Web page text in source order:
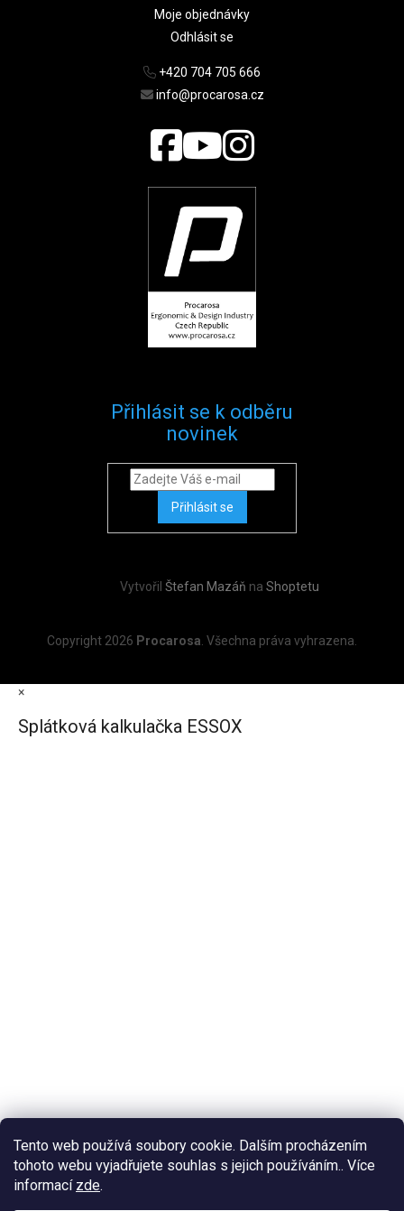
Tento web používá soubory cookie. Dalším procházením
tohoto webu vyjadřujete souhlas s jejich používáním.. Více
informací zde.
Moje objednávky
Odhlásit se
+420 704 705 666
info@procarosa.cz
Přihlásit se k odběru
novinek
Přihlásit se
Vytvořil Štefan Mazáň na Shoptetu
Copyright 2026 Procarosa. Všechna práva vyhrazena.
×
Splátková kalkulačka ESSOX